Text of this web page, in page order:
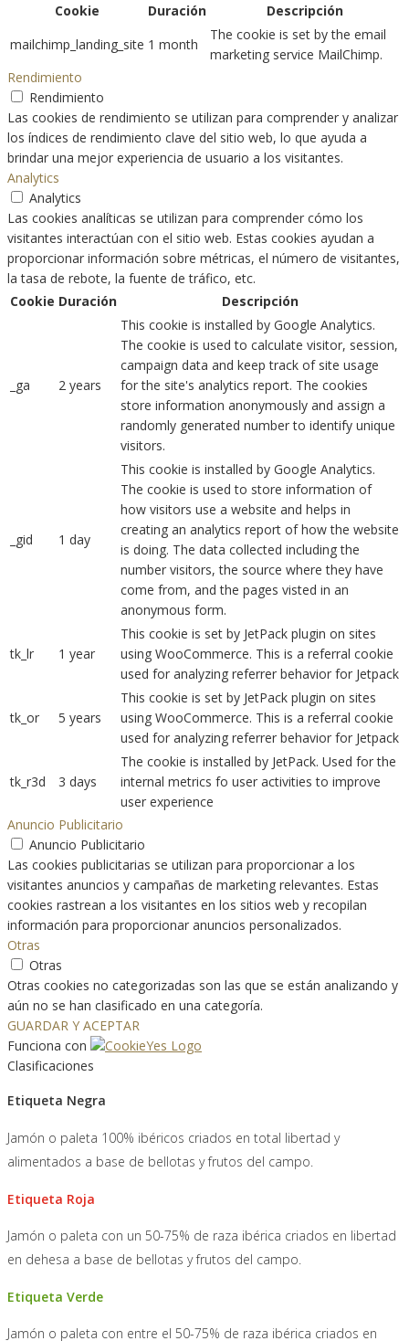
Cookie
Duración
Descripción
mailchimp_landing_site 1 month
The cookie is set by the email
marketing service MailChimp.
Rendimiento
Rendimiento
Las cookies de rendimiento se utilizan para comprender y analizar
los índices de rendimiento clave del sitio web, lo que ayuda a
brindar una mejor experiencia de usuario a los visitantes.
Analytics
Analytics
Las cookies analíticas se utilizan para comprender cómo los
visitantes interactúan con el sitio web. Estas cookies ayudan a
proporcionar información sobre métricas, el número de visitantes,
la tasa de rebote, la fuente de tráfico, etc.
Cookie Duración Descripción
_ga 2 years
This cookie is installed by Google Analytics.
The cookie is used to calculate visitor, session,
campaign data and keep track of site usage
for the site's analytics report. The cookies
store information anonymously and assign a
randomly generated number to identify unique
visitors.
_gid 1 day
This cookie is installed by Google Analytics.
The cookie is used to store information of
how visitors use a website and helps in
creating an analytics report of how the website
is doing. The data collected including the
number visitors, the source where they have
come from, and the pages visted in an
anonymous form.
tk_lr 1 year
This cookie is set by JetPack plugin on sites
using WooCommerce. This is a referral cookie
used for analyzing referrer behavior for Jetpack
tk_or 5 years
This cookie is set by JetPack plugin on sites
using WooCommerce. This is a referral cookie
used for analyzing referrer behavior for Jetpack
tk_r3d 3 days
The cookie is installed by JetPack. Used for the
internal metrics fo user activities to improve
user experience
Anuncio Publicitario
Anuncio Publicitario
Las cookies publicitarias se utilizan para proporcionar a los
visitantes anuncios y campañas de marketing relevantes. Estas
cookies rastrean a los visitantes en los sitios web y recopilan
información para proporcionar anuncios personalizados.
Otras
Otras
Otras cookies no categorizadas son las que se están analizando y
aún no se han clasificado en una categoría.
GUARDAR Y ACEPTAR
Funciona con
Clasificaciones
Etiqueta Negra
Jamón o paleta 100% ibéricos criados en total libertad y
alimentados a base de bellotas y frutos del campo.
Etiqueta Roja
Jamón o paleta con un 50-75% de raza ibérica criados en libertad
en dehesa a base de bellotas y frutos del campo.
Etiqueta Verde
Jamón o paleta con entre el 50-75% de raza ibérica criados en